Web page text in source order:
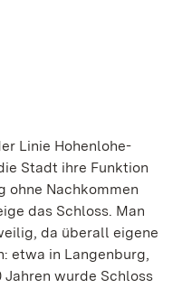
Linie Hohenlohe-
Stadt ihre Funktion
ohne Nachkommen
das Schloss. Man
da überall eigene
etwa in Langenburg,
Jahren wurde Schloss